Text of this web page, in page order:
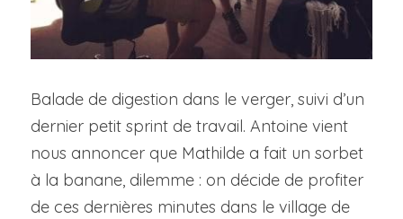
Balade de digestion dans le verger, suivi d’un
dernier petit sprint de travail. Antoine vient
nous annoncer que Mathilde a fait un sorbet
à la banane, dilemme : on décide de profiter
de ces dernières minutes dans le village de